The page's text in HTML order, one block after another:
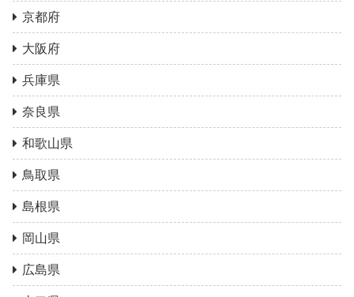
京都府
大阪府
兵庫県
奈良県
和歌山県
鳥取県
島根県
岡山県
広島県